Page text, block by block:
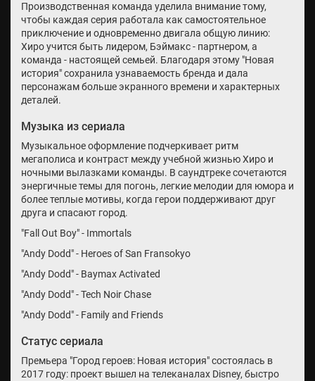
Производственная команда уделила внимание тому,
чтобы каждая серия работала как самостоятельное
приключение и одновременно двигала общую линию:
Хиро учится быть лидером, Бэймакс - партнером, а
команда - настоящей семьей. Благодаря этому "Новая
история" сохранила узнаваемость бренда и дала
персонажам больше экранного времени и характерных
деталей.
Музыка из сериала
Музыкальное оформление подчеркивает ритм
мегаполиса и контраст между учебной жизнью Хиро и
ночными вылазками команды. В саундтреке сочетаются
энергичные темы для погонь, легкие мелодии для юмора и
более теплые мотивы, когда герои поддерживают друг
друга и спасают город.
"Fall Out Boy" - Immortals
"Andy Dodd" - Heroes of San Fransokyo
"Andy Dodd" - Baymax Activated
"Andy Dodd" - Tech Noir Chase
"Andy Dodd" - Family and Friends
Статус сериала
Премьера "Город героев: Новая история" состоялась в
2017 году: проект вышел на телеканалах Disney, быстро